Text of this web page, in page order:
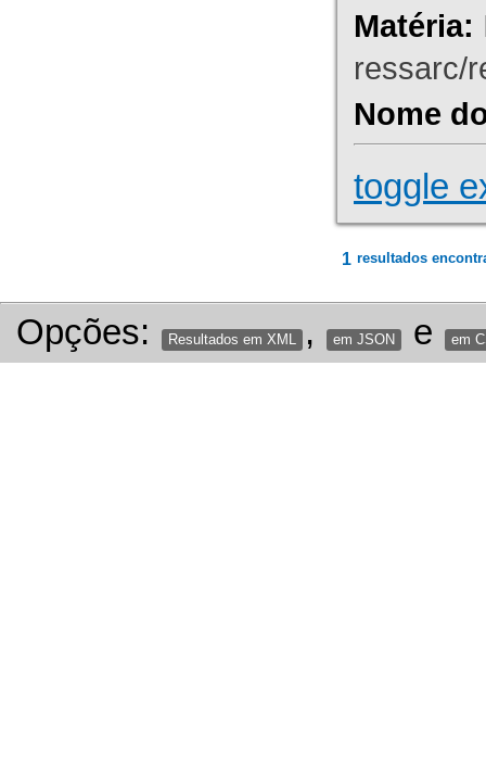
Matéria:
ressarc/
Nome
toggle
1 resultados
Opções: Resultados em XML , em JSON e em